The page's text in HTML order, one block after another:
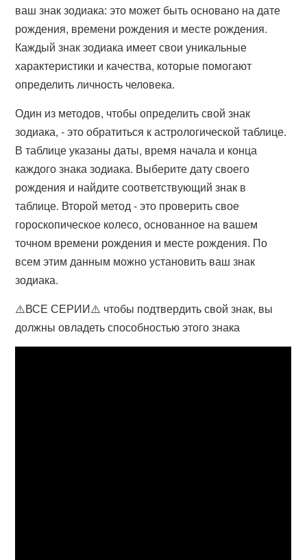
ваш знак зодиака: это может быть основано на дате
рождения, времени рождения и месте рождения.
Каждый знак зодиака имеет свои уникальные
характеристики и качества, которые помогают
определить личность человека.
Один из методов, чтобы определить свой знак
зодиака, - это обратиться к астрологической таблице.
В таблице указаны даты, время начала и конца
каждого знака зодиака. Выберите дату своего
рождения и найдите соответствующий знак в
таблице. Второй метод - это проверить свое
гороскопическое колесо, основанное на вашем
точном времени рождения и месте рождения. По
всем этим данным можно установить ваш знак
зодиака.
⚠️ВСЕ СЕРИИ⚠️ чтобы подтвердить свой знак, вы
должны овладеть способностью этого знака